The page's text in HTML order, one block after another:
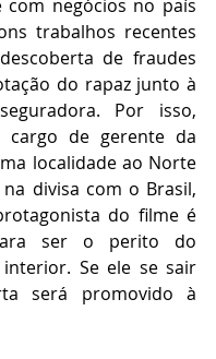
com negócios no país
trabalhos recentes
de fraudes
do rapaz junto à
Por isso,
de gerente da
localidade ao Norte
divisa com o Brasil,
do filme é
ser o perito do
Se ele se sair
será promovido à